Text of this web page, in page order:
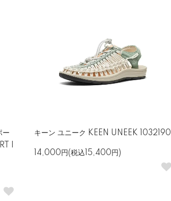
ー
I
キーン ユニーク KEEN UNEEK 1032190
14,000円(税込15,400円)